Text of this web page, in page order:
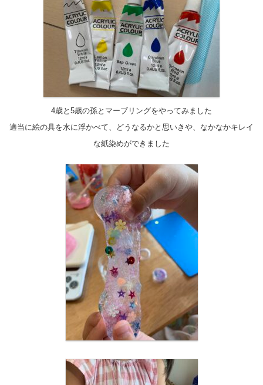
4歳と5歳の孫とマーブリングをやってみました
適当に絵の具を水に浮かべて、どうなるかと思いきや、なかなかキレイ
な紙染めができました